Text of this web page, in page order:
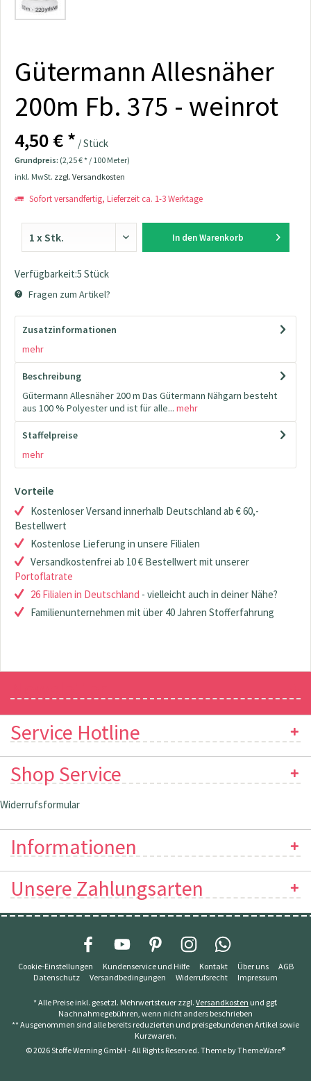
Gütermann Allesnäher
200m Fb. 375 - weinrot
4,50 € * / Stück
Grundpreis: (2,25 € * / 100 Meter)
inkl. MwSt. zzgl. Versandkosten
Sofort versandfertig, Lieferzeit ca. 1-3 Werktage
In den Warenkorb
Verfügbarkeit:5 Stück
Fragen zum Artikel?
Zusatzinformationen
mehr
Beschreibung
Gütermann Allesnäher 200 m Das Gütermann Nähgarn besteht
aus 100 % Polyester und ist für alle... mehr
Staffelpreise
mehr
Vorteile
Kostenloser Versand innerhalb Deutschland ab € 60,-
Bestellwert
Kostenlose Lieferung in unsere Filialen
Versandkostenfrei ab 10 € Bestellwert mit unserer
Portoflatrate
26 Filialen in Deutschland - vielleicht auch in deiner Nähe?
Familienunternehmen mit über 40 Jahren Stofferfahrung
Service Hotline
Shop Service
Widerrufsformular
Informationen
Unsere Zahlungsarten
Cookie-Einstellungen Kundenservice und Hilfe Kontakt Über uns
AGB
Datenschutz
Versandbedingungen Widerrufsrecht Impressum
* Alle Preise inkl. gesetzl. Mehrwertsteuer zzgl. Versandkosten und ggf.
Nachnahmegebühren, wenn nicht anders beschrieben
** Ausgenommen sind alle bereits reduzierten und preisgebundenen Artikel sowie
Kurzwaren.
© 2026 Stoffe Werning GmbH - All Rights Reserved. Theme byThemeWare®